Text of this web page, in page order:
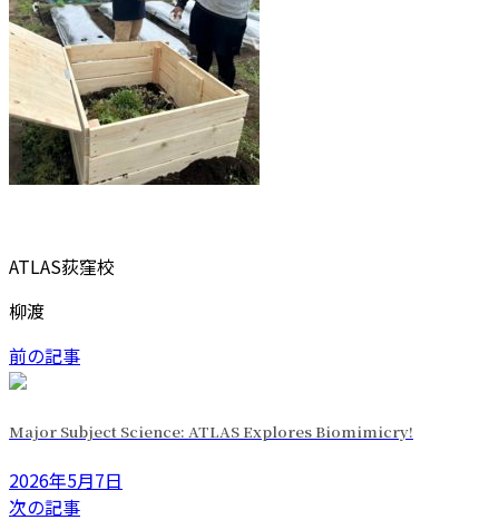
ATLAS荻窪校
柳渡
前の記事
Major Subject Science: ATLAS Explores Biomimicry!
2026年5月7日
次の記事